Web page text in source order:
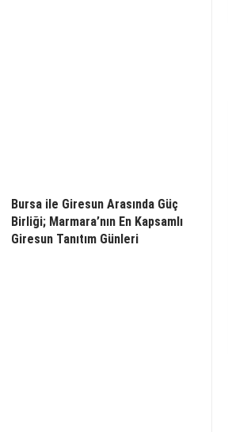
Bursa ile Giresun Arasında Güç
Birliği; Marmara’nın En Kapsamlı
Giresun Tanıtım Günleri